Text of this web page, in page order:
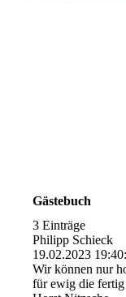
Gästebuch
3 Einträge
Philipp Schieck
19.02.2023
Wir können nur
für ewig die fertig